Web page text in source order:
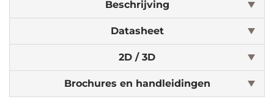
Beschrijving
Datasheet
2D / 3D
Brochures en handleidingen